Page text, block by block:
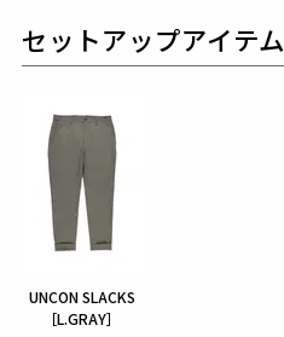
セットアップアイテム
UNCON SLACKS
［L.GRAY］